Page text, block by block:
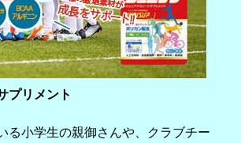
プリメント
る小学生の親御さんや、クラブチー